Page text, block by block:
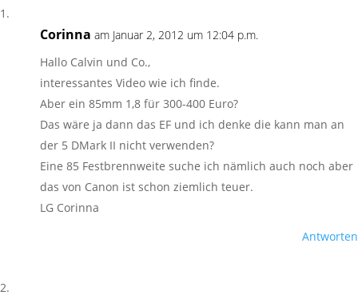
Corinna am Januar 2, 2012 um 12:04 p.m.
Hallo Calvin und Co.,
interessantes Video wie ich finde.
Aber ein 85mm 1,8 für 300-400 Euro?
Das wäre ja dann das EF und ich denke die kann man an
der 5 DMark II nicht verwenden?
Eine 85 Festbrennweite suche ich nämlich auch noch aber
das von Canon ist schon ziemlich teuer.
LG Corinna
Antworten